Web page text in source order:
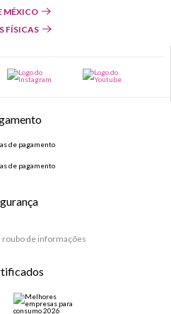
MÉXICO
FÍSICAS
roubo de informações